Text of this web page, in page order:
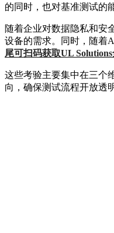
的同时，也对基准测试的
随着企业对数据隐私和安
设备的需求。同时，随着
尾可扫码获取UL
这些考验主要集中在三个
向，确保测试流程开放透